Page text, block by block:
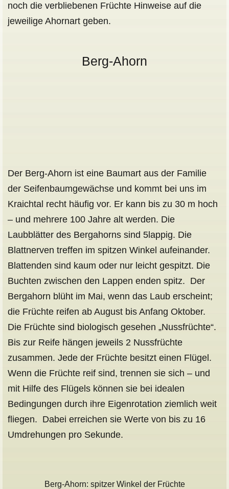
noch die verbliebenen Früchte Hinweise auf die
jeweilige Ahornart geben.
Berg-Ahorn
Der Berg-Ahorn ist eine Baumart aus der Familie
der Seifenbaumgewächse und kommt bei uns im
Kraichtal recht häufig vor. Er kann bis zu 30 m hoch
– und mehrere 100 Jahre alt werden. Die
Laubblätter des Bergahorns sind 5lappig. Die
Blattnerven treffen im spitzen Winkel aufeinander.
Blattenden sind kaum oder nur leicht gespitzt. Die
Buchten zwischen den Lappen enden spitz. Der
Bergahorn blüht im Mai, wenn das Laub erscheint;
die Früchte reifen ab August bis Anfang Oktober.
Die Früchte sind biologisch gesehen „Nussfrüchte“.
Bis zur Reife hängen jeweils 2 Nussfrüchte
zusammen. Jede der Früchte besitzt einen Flügel.
Wenn die Früchte reif sind, trennen sie sich – und
mit Hilfe des Flügels können sie bei idealen
Bedingungen durch ihre Eigenrotation ziemlich weit
fliegen. Dabei erreichen sie Werte von bis zu 16
Umdrehungen pro Sekunde.
Berg-Ahorn: spitzer Winkel der Früchte